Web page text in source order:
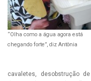
“Olha como a água agora está
chegando forte”, diz Antônia
cavaletes, desobstrução